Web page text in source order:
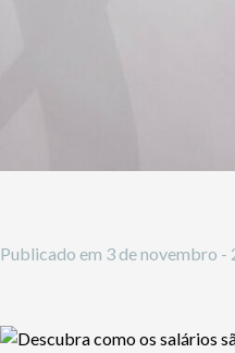
Publicado em 3 de novembro -